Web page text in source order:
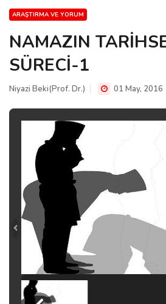
ARAŞTIRMA VE YORUM
NAMAZIN
SÜRECİ-1
Niyazi Beki(Prof. Dr.) 01 May, 2016